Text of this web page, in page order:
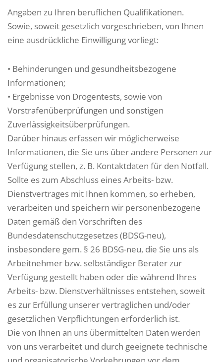
Angaben zu Ihren beruflichen Qualifikationen.
Sowie, soweit gesetzlich vorgeschrieben, von Ihnen
eine ausdrückliche Einwilligung vorliegt:
• Behinderungen und gesundheitsbezogene
Informationen;
• Ergebnisse von Drogentests, sowie von
Vorstrafenüberprüfungen und sonstigen
Zuverlässigkeitsüberprüfungen.
Darüber hinaus erfassen wir möglicherweise
Informationen, die Sie uns über andere Personen zur
Verfügung stellen, z. B. Kontaktdaten für den Notfall.
Sollte es zum Abschluss eines Arbeits- bzw.
Dienstvertrages mit Ihnen kommen, so erheben,
verarbeiten und speichern wir personenbezogene
Daten gemäß den Vorschriften des
Bundesdatenschutzgesetzes (BDSG-neu),
insbesondere gem. § 26 BDSG-neu, die Sie uns als
Arbeitnehmer bzw. selbständiger Berater zur
Verfügung gestellt haben oder die während Ihres
Arbeits- bzw. Dienstverhältnisses entstehen, soweit
es zur Erfüllung unserer vertraglichen und/oder
gesetzlichen Verpflichtungen erforderlich ist.
Die von Ihnen an uns übermittelten Daten werden
von uns verarbeitet und durch geeignete technische